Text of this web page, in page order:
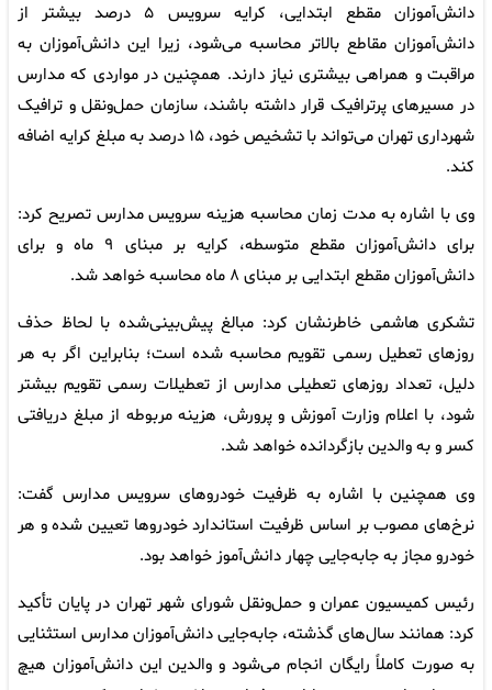
دانش‌آموزان مقطع ابتدایی، کرایه سرویس ۵ درصد بیشتر از
دانش‌آموزان مقاطع بالاتر محاسبه می‌شود، زیرا این دانش‌آموزان به
مراقبت و همراهی بیشتری نیاز دارند. همچنین در مواردی که مدارس
در مسیرهای پرترافیک قرار داشته باشند، سازمان حمل‌ونقل و ترافیک
شهرداری تهران می‌تواند با تشخیص خود، ۱۵ درصد به مبلغ کرایه اضافه
کند.
وی با اشاره به مدت زمان محاسبه هزینه سرویس مدارس تصریح کرد:
برای دانش‌آموزان مقطع متوسطه، کرایه بر مبنای ۹ ماه و برای
دانش‌آموزان مقطع ابتدایی بر مبنای ۸ ماه محاسبه خواهد شد.
تشکری هاشمی خاطرنشان کرد: مبالغ پیش‌بینی‌شده با لحاظ حذف
روزهای تعطیل رسمی تقویم محاسبه شده است؛ بنابراین اگر به هر
دلیل، تعداد روزهای تعطیلی مدارس از تعطیلات رسمی تقویم بیشتر
شود، با اعلام وزارت آموزش و پرورش، هزینه مربوطه از مبلغ دریافتی
کسر و به والدین بازگردانده خواهد شد.
وی همچنین با اشاره به ظرفیت خودروهای سرویس مدارس گفت:
نرخ‌های مصوب بر اساس ظرفیت استاندارد خودروها تعیین شده و هر
خودرو مجاز به جابه‌جایی چهار دانش‌آموز خواهد بود.
رئیس کمیسیون عمران و حمل‌ونقل شورای شهر تهران در پایان تأکید
کرد: همانند سال‌های گذشته، جابه‌جایی دانش‌آموزان مدارس استثنایی
به صورت کاملاً رایگان انجام می‌شود و والدین این دانش‌آموزان هیچ